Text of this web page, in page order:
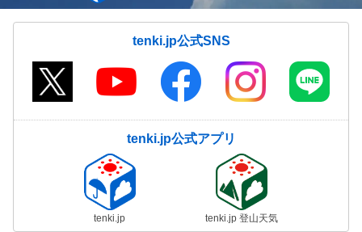
tenki.jp公式SNS
tenki.jp公式アプリ
tenki.jp tenki.jp 登山天気